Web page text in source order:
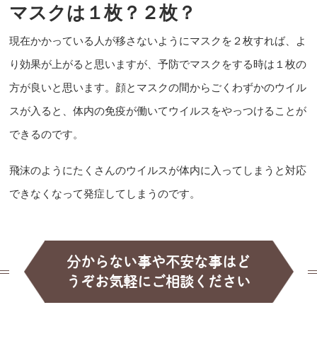
マスクは１枚？２枚？
現在かかっている人が移さないようにマスクを２枚すれば、よ
り効果が上がると思いますが、予防でマスクをする時は１枚の
方が良いと思います。顔とマスクの間からごくわずかのウイル
スが入ると、体内の免疫が働いてウイルスをやっつけることが
できるのです。
飛沫のようにたくさんのウイルスが体内に入ってしまうと対応
できなくなって発症してしまうのです。
分からない事や不安な事はど
うぞお気軽にご相談ください